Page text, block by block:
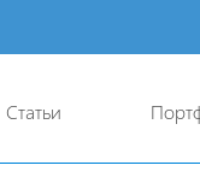
Статьи